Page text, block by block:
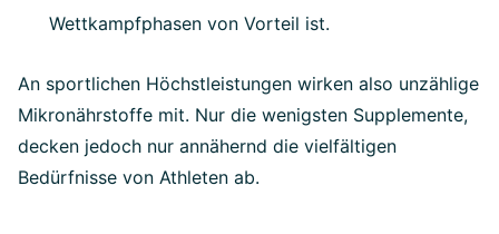
Wettkampfphasen von Vorteil ist.
An sportlichen Höchstleistungen wirken also unzählige
Mikronährstoffe mit. Nur die wenigsten Supplemente,
decken jedoch nur annähernd die vielfältigen
Bedürfnisse von Athleten ab.